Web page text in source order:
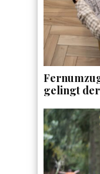
gelingt